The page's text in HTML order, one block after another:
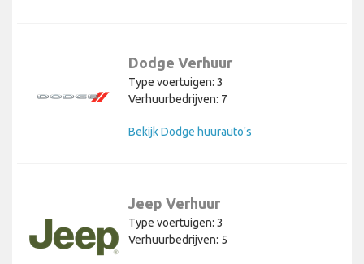
Dodge Verhuur
Type voertuigen: 3
Verhuurbedrijven: 7
Bekijk Dodge huurauto's
Jeep Verhuur
Type voertuigen: 3
Verhuurbedrijven: 5